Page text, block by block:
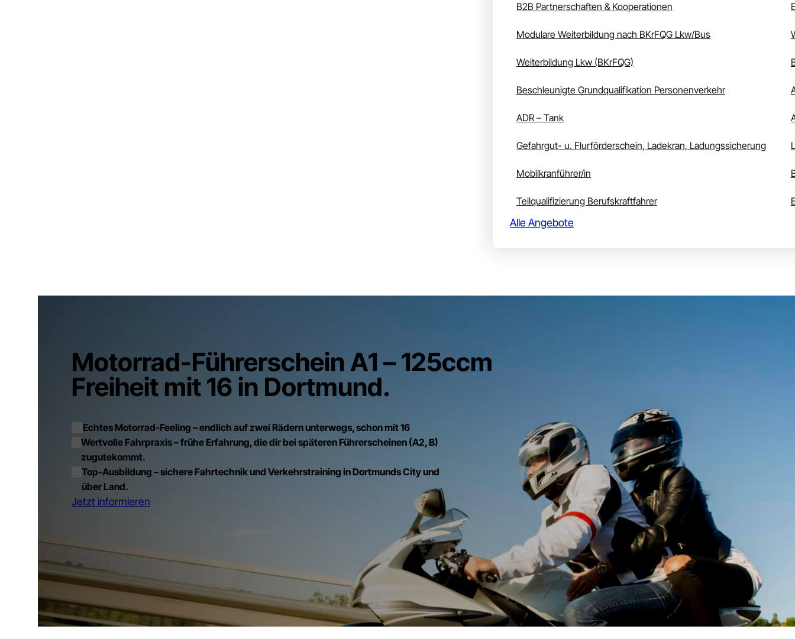
B2B Partnerschaften & Kooperationen
Modulare Weiterbildung nach BKrFQG Lkw/Bus
Weiterbildung Lkw (BKrFQG)
Beschleunigte Grundqualifikation Personenverkehr
ADR – Tank
Gefahrgut- u. Flurförderschein, Ladekran, Ladungssicherung
Mobilkranführer/in
Teilqualifizierung Berufskraftfahrer
Alle Angebote
Motorrad-Führerschein A1 – 125ccm
Freiheit mit 16 in Dortmund.
Echtes Motorrad-Feeling – endlich auf zwei Rädern unterwegs, schon mit 16
Wertvolle Fahrpraxis – frühe Erfahrung, die dir bei späteren Führerscheinen (A2, B)
zugutekommt.
Top-Ausbildung – sichere Fahrtechnik und Verkehrstraining in Dortmunds City und
über Land.
Jetzt informieren